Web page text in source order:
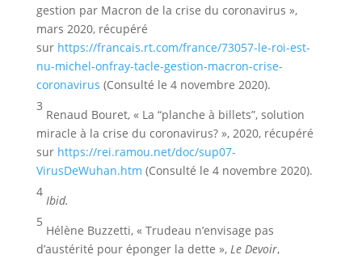
gestion par Macron de la crise du coronavirus »,
mars 2020, récupéré
sur https://francais.rt.com/france/73057-le-roi-est-
nu-michel-onfray-tacle-gestion-macron-crise-
coronavirus (Consulté le 4 novembre 2020).
3
Renaud Bouret, « La “planche à billets”, solution
miracle à la crise du coronavirus? », 2020, récupéré
sur https://rei.ramou.net/doc/sup07-
VirusDeWuhan.htm (Consulté le 4 novembre 2020).
4
Ibid.
5
Hélène Buzzetti, « Trudeau n’envisage pas
d’austérité pour éponger la dette », Le Devoir,